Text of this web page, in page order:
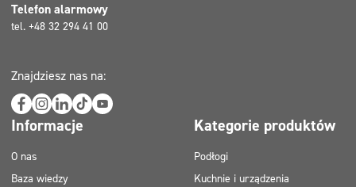
Telefon alarmowy
tel. +48 32 294 41 00
Znajdziesz nas na:
Informacje
O nas
Baza wiedzy
Kategorie produktów
Podłogi
Kuchnie i urządzenia